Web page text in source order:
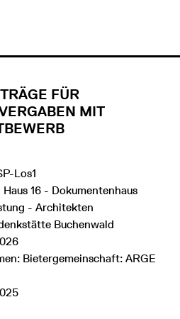
FÜR
MIT
Los1
16 - Dokumentenhaus
- Architekten
Buchenwald
Bietergemeinschaft: ARGE